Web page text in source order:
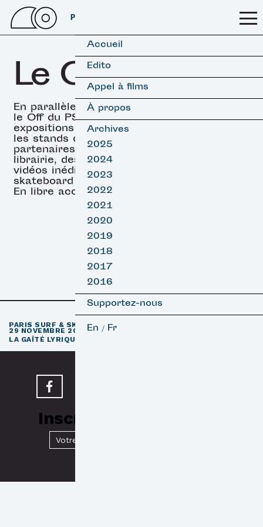
PSSFF 2026
Accueil
Edito
Appel à films
À propos
Archives
2025
2024
2023
2022
2021
2020
2019
2018
2017
2016
Supportez-nous
En / Fr
Le OFF
En parallèle des projections,
le Off du PSSFF propose des
expositions (surf & skate),
les stands de nos
partenaires, un espace
librairie, des projections de
vidéos inédites de surf et
skateboard et des DJ sets.
En libre accès.
PARIS SURF & SKATEBOARD FILM FESTIVAL
29 NOVEMBRE 2026
LA GAÎTÉ LYRIQUE · PARIS 3
Inscrivez-vous à notre